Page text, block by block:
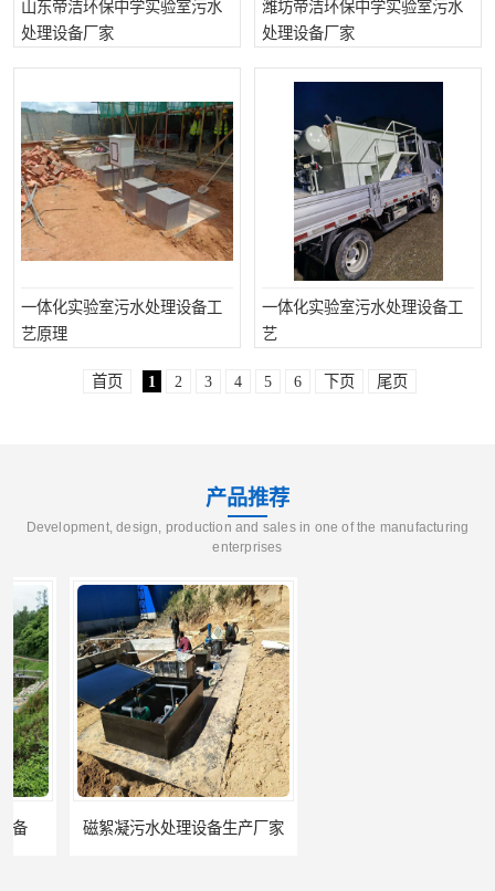
山东帝洁环保中学实验室污水
处理设备厂家
潍坊帝洁环保中学实验室污水
处理设备厂家
一体化实验室污水处理设备工
艺原理
一体化实验室污水处理设备工
艺
首页 1 2 3 4 5 6 下页 尾页
产品推荐
Development, design, production and sales in one of the manufacturing
enterprises
磁絮凝污水处理设备生产厂家